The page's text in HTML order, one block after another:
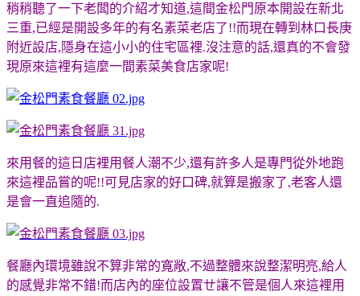
稍稍聽了一下老闆的介紹才知道,這間金松門原本開設在新北
三重,已經是開設多年的有名素菜老店了!!而現在轉到林口長庚
附近設店,隱身在這小小的住宅區裡.沒注意的話,還真的不會發
現原來這裡有這麼一間素菜美食店家呢!
來用餐的這日店裡用餐人潮不少,還有許多人是專門從外地跑
來這裡品嘗的呢!!可見店家的好口碑,就算是搬家了,老客人還
是會一直追隨的.
餐廳內環境雖說不算非常的寬敞,不過整體來說整潔明亮,給人
的感覺非常不錯!而店內的座位設置ㄝ讓不管是個人來這裡用